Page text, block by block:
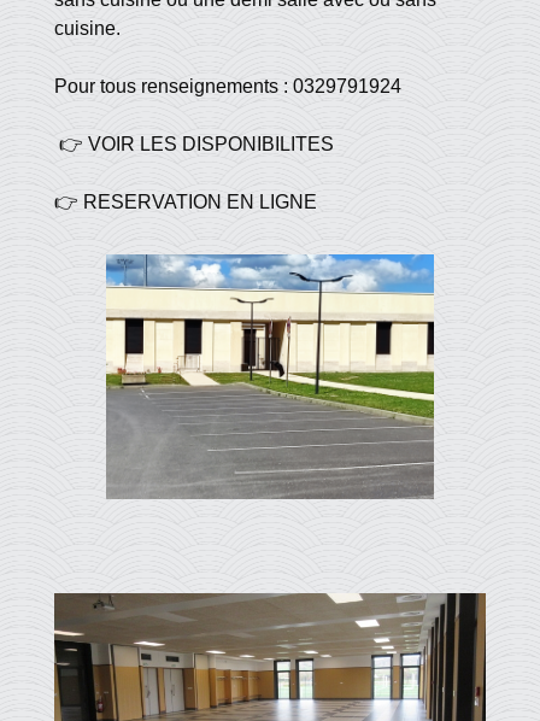
cuisine.
Pour tous renseignements : 0329791924
👉 VOIR LES DISPONIBILITES
👉 RESERVATION EN LIGNE